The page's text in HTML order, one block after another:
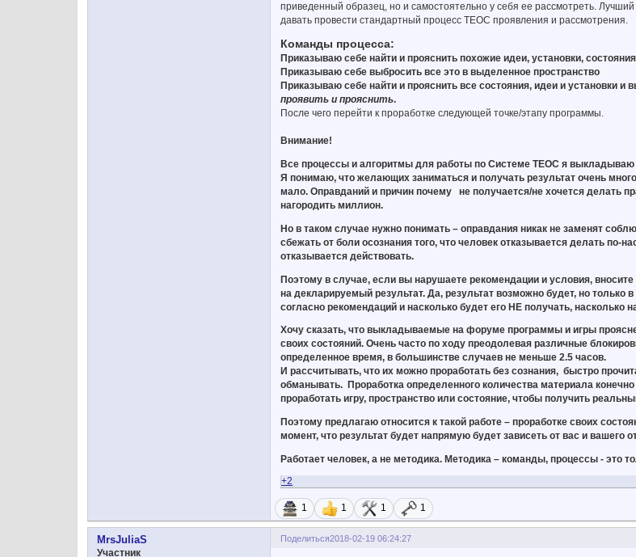
приведенный образец, но и самостоятельно у себя ее рассмотреть.
давать провести стандартный процесс ТЕОС проявления и рассмотрения.
Команды процесса:
Приказываю себе найти и прояснить похожие идеи, установки,
Приказываю себе выбросить все это в выделенное пространство
Приказываю себе найти и прояснить все состояния, идеи и установки и
проявить и прояснить.
После чего перейти к проработке следующей точке/этапу программы.
Внимание!
Все процессы и алгоритмы для работы по Системе ТЕОС я
Я понимаю, что желающих заниматься и получать результат очень
мало. Оправданий и причин почему не получается/не хочется делать
нагородить миллион.
Но в таком случае нужно понимать – оправдания никак не заменят
сбежать от боли осознания того, что человек отказывается делать по-
отказывается действовать.
Поэтому в случае, если вы нарушаете рекомендации и условия,
на декларируемый результат. Да, результат возможно будет, но только
согласно рекомендаций и насколько будет его НЕ получать, насколько
Хочу сказать, что выкладываемые на форуме программы и игры
своих состояний. Очень часто по ходу преодолевая различные
определенное время, в большинстве случаев не меньше 2.5 часов.
И рассчитывать, что их можно проработать без сознания, быстро
обманывать. Проработка определенного количества материала
проработать игру, пространство или состояние, чтобы получить
Поэтому предлагаю относится к такой работе – проработке своих
момент, что результат будет напрямую будет зависеть от вас и вашего
Работает человек, а не методика. Методика – команды, процессы - это
+2
1 1 1 1
Поделиться2018-02-19 06:24:27
MrsJuliaS
Участник